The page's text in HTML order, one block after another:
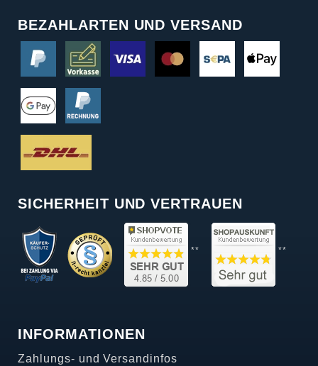
BEZAHLARTEN UND VERSAND
SICHERHEIT UND VERTRAUEN
** **
INFORMATIONEN
Zahlungs- und Versandinfos